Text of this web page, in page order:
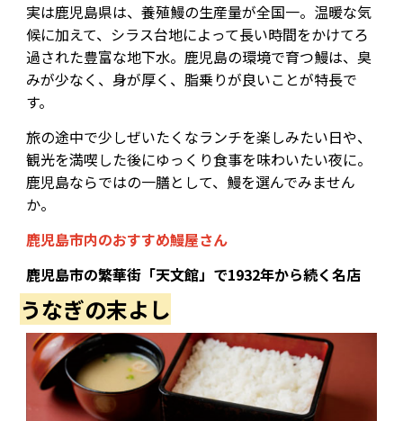
実は鹿児島県は、養殖鰻の生産量が全国一。温暖な気
候に加えて、シラス台地によって長い時間をかけてろ
過された豊富な地下水。鹿児島の環境で育つ鰻は、臭
みが少なく、身が厚く、脂乗りが良いことが特長で
す。
旅の途中で少しぜいたくなランチを楽しみたい日や、
観光を満喫した後にゆっくり食事を味わいたい夜に。
鹿児島ならではの一膳として、鰻を選んでみません
か。
鹿児島市内のおすすめ鰻屋さん
鹿児島市の繁華街「天文館」で1932年から続く名店
うなぎの末よし